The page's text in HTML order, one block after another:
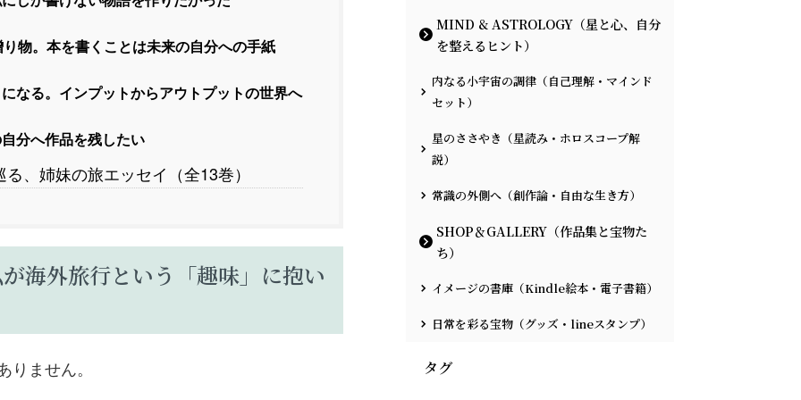
物。本を書くことは未来の自分への手紙
なる。インプットからアウトプットの世界へ
分へ作品を残したい
、姉妹の旅エッセイ（全13巻）
海外旅行という「趣味」に抱い
ません。
MIND & ASTROLOGY（星と心、自分
を整えるヒント）
内なる小宇宙の調律（自己理解・マインド
セット）
星のささやき（星読み・ホロスコープ解
説）
常識の外側へ（創作論・自由な生き方）
SHOP＆GALLERY（作品集と宝物た
ち）
イメージの書庫（Kindle絵本・電子書籍）
日常を彩る宝物（グッズ・lineスタンプ）
タグ